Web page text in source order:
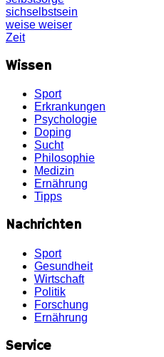
sichselbstsein
weise weiser
Zeit
Wissen
Sport
Erkrankungen
Psychologie
Doping
Sucht
Philosophie
Medizin
Ernährung
Tipps
Nachrichten
Sport
Gesundheit
Wirtschaft
Politik
Forschung
Ernährung
Service